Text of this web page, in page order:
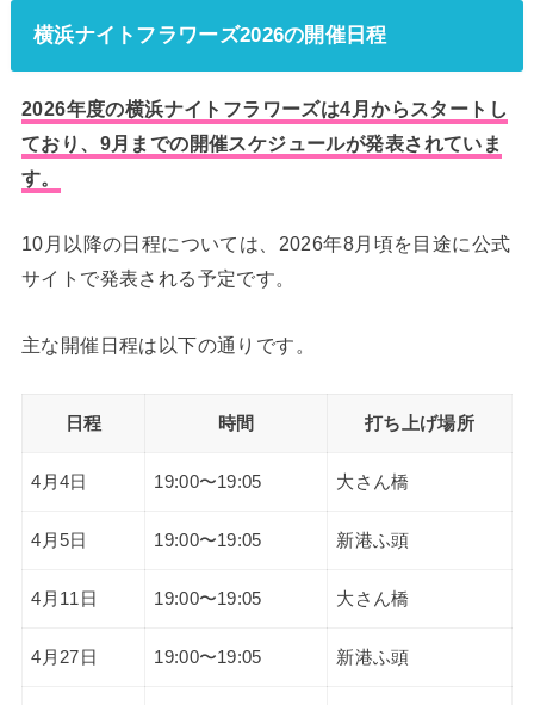
横浜ナイトフラワーズ2026の開催日程
2026年度の横浜ナイトフラワーズは4月からスタートし
ており、9月までの開催スケジュールが発表されていま
す。
10月以降の日程については、2026年8月頃を目途に公式
サイトで発表される予定です。
主な開催日程は以下の通りです。
日程 時間 打ち上げ場所
4月4日 19:00〜19:05 大さん橋
4月5日 19:00〜19:05 新港ふ頭
4月11日 19:00〜19:05 大さん橋
4月27日 19:00〜19:05 新港ふ頭